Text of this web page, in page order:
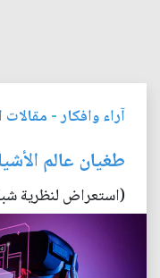
آراء وافكار-مقالات
طغيان عالم
(استعراض لنظرية